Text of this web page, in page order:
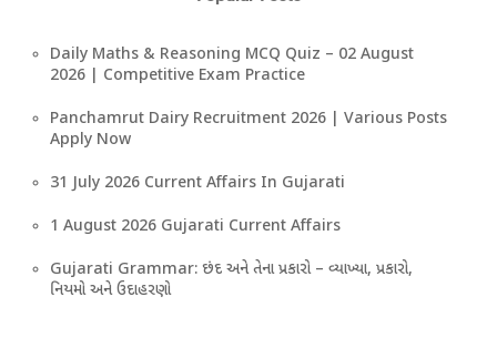
Daily Maths & Reasoning MCQ Quiz – 02 August
2026 | Competitive Exam Practice
Panchamrut Dairy Recruitment 2026 | Various Posts
Apply Now
31 July 2026 Current Affairs In Gujarati
1 August 2026 Gujarati Current Affairs
Gujarati Grammar: છંદ અને તેના પ્રકારો – વ્યાખ્યા, પ્રકારો,
નિયમો અને ઉદાહરણો